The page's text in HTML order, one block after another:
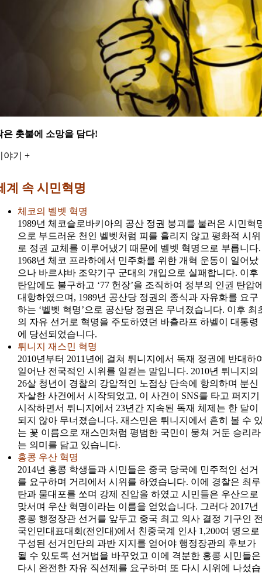
은 촛불에 소망을 담다!
야기 +
계 속 시민혁명
체코의 벨벳 혁명
1989년 체코슬로바키아의 공산 정권 붕괴를 불러온 시민혁
으로 부드러운 천인 벨벳처럼 피를 흘리지 않고 평화적 시위
로 정권 교체를 이루어냈기 때문에 벨벳 혁명으로 부릅니다.
1968년 체코 프라하에서 민주화를 위한 개혁 운동이 일어났
으나 바르샤바 조약기구 군대의 개입으로 실패합니다. 이후
탄압에도 불구하고 ‘77 헌장’을 조직하여 정부의 인권 탄압
대항하였으며, 1989년 공산당 정권의 종식과 자유화를 요구
하는 ‘벨벳 혁명’으로 공산당 정권은 무너졌습니다. 이후 최
의 자유 선거로 혁명을 주도하였던 바츨라프 하벨이 대통령
에 당선되었습니다.
튀니지 재스민 혁명
2010년부터 2011년에 걸쳐 튀니지에서 독재 정권에 반대하
일어난 전국적인 시위를 일컫는 말입니다. 2010년 튀니지의
26살 청년이 경찰의 강압적인 노점상 단속에 항의하며 분신
자살한 사건에서 시작되었고, 이 사건이 SNS를 타고 퍼지기
시작하면서 튀니지에서 23년간 지속된 독재 체제는 한 달이
되지 않아 무너졌습니다. 재스민은 튀니지에서 흔히 볼 수
는 꽃 이름으로 재스민처럼 평범한 국민이 뭉쳐 거둔 승리라
는 의미를 담고 있습니다.
홍콩 우산 혁명
2014년 홍콩 학생들과 시민들은 중국 당국에 민주적인 선거
를 요구하며 거리에서 시위를 하였습니다. 이에 경찰은 최루
탄과 물대포를 쏘며 강제 진압을 하였고 시민들은 우산으로
맞서며 우산 혁명이라는 이름을 얻었습니다. 그러다 2017년
홍콩 행정장관 선거를 앞두고 중국 최고 의사 결정 기구인
국인민대표대회(전인대)에서 친중국계 인사 1,200여 명으로
구성된 선거인단의 과반 지지를 얻어야 행정장관의 후보가
될 수 있도록 선거법을 바꾸었고 이에 격분한 홍콩 시민들은
다시 완전한 자유 직선제를 요구하며 또 다시 시위에 나섰습